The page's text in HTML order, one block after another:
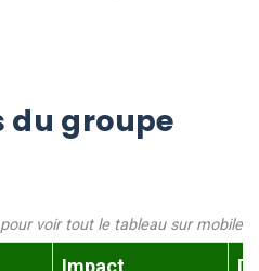
du groupe
Impact